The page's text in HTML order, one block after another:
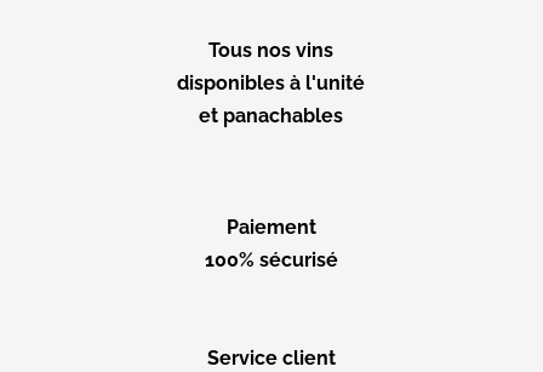
Tous nos vins
disponibles à l'unité
et panachables
Paiement
100% sécurisé
Service client